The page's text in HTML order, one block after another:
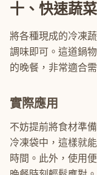
十、快速蔬
將各種現成的冷凍
調味即可。這道鍋
的晚餐，非常適合
實際應用
不妨提前將食材準
冷凍袋中，這樣就
時間。此外，使用